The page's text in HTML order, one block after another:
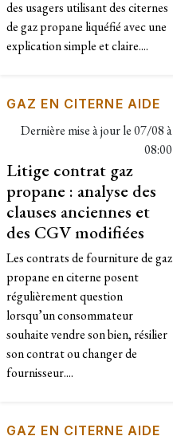
des usagers utilisant des citernes
de gaz propane liquéfié avec une
explication simple et claire....
GAZ EN CITERNE AIDE
Dernière mise à jour le07/08 à
08:00
Litige contrat gaz
propane : analyse des
clauses anciennes et
des CGV modifiées
Les contrats de fourniture de gaz
propane en citerne posent
régulièrement question
lorsqu’un consommateur
souhaite vendre son bien, résilier
son contrat ou changer de
fournisseur....
GAZ EN CITERNE AIDE